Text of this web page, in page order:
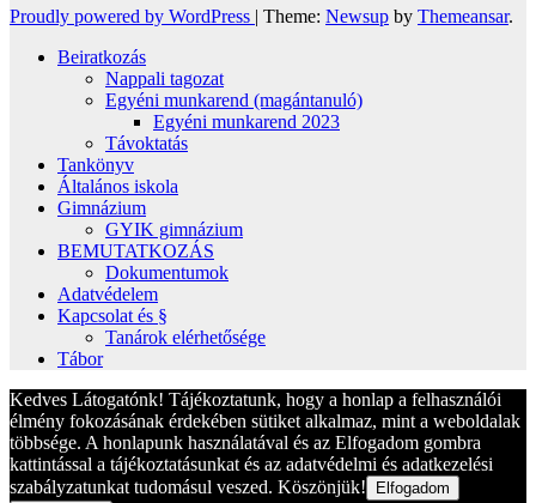
Proudly powered by WordPress | Theme: Newsup by Themeansar.
Beiratkozás
Nappali tagozat
Egyéni munkarend (magántanuló)
Egyéni munkarend 2023
Távoktatás
Tankönyv
Általános iskola
Gimnázium
GYIK gimnázium
BEMUTATKOZÁS
Dokumentumok
Adatvédelem
Kapcsolat és §
Tanárok elérhetősége
Tábor
Kedves Látogatónk! Tájékoztatunk, hogy a honlap a felhasználói
élmény fokozásának érdekében sütiket alkalmaz, mint a weboldalak
többsége. A honlapunk használatával és az Elfogadom gombra
kattintással a tájékoztatásunkat és az adatvédelmi és adatkezelési
szabályzatunkat tudomásul veszed. Köszönjük!
Elfogadom